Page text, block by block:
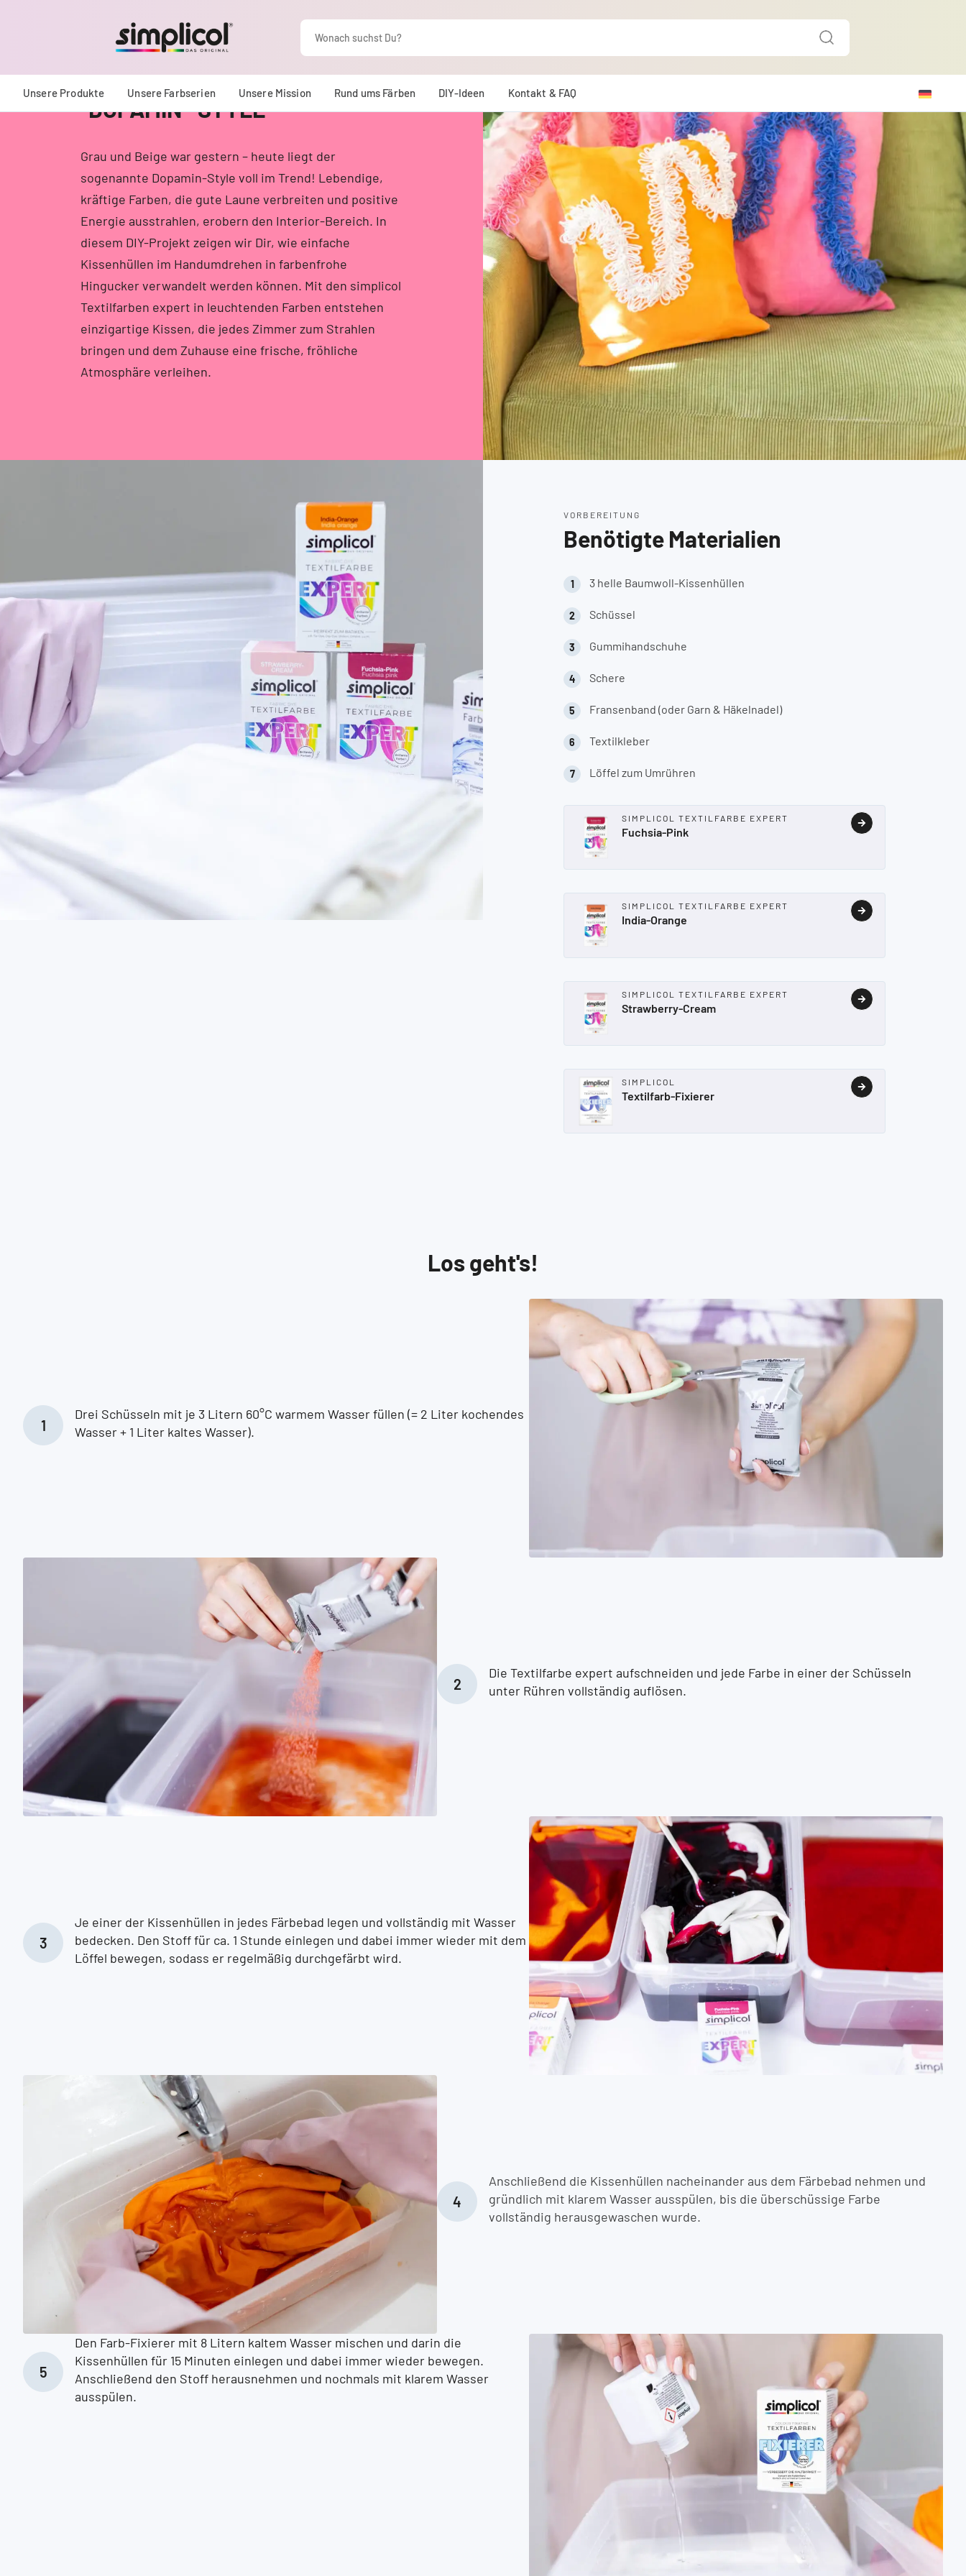
Unsere Produkte Unsere Farbserien Unsere Mission Rund ums Färben DIY-Ideen Kontakt & FAQ
BUNTE KISSENHÜLLEN IM
"DOPAMIN"-STYLE
Grau und Beige war gestern – heute liegt der
sogenannte Dopamin-Style voll im Trend! Lebendige,
kräftige Farben, die gute Laune verbreiten und positive
Energie ausstrahlen, erobern den Interior-Bereich. In
diesem DIY-Projekt zeigen wir Dir, wie einfache
Kissenhüllen im Handumdrehen in farbenfrohe
Hingucker verwandelt werden können. Mit den simplicol
Textilfarben expert in leuchtenden Farben entstehen
einzigartige Kissen, die jedes Zimmer zum Strahlen
bringen und dem Zuhause eine frische, fröhliche
Atmosphäre verleihen.
VORBEREITUNG
Benötigte Materialien
3 helle Baumwoll-Kissenhüllen
Schüssel
Gummihandschuhe
Schere
Fransenband (oder Garn & Häkelnadel)
Textilkleber
Löffel zum Umrühren
SIMPLICOL TEXTILFARBE EXPERT
Fuchsia-Pink
SIMPLICOL TEXTILFARBE EXPERT
India-Orange
SIMPLICOL TEXTILFARBE EXPERT
Strawberry-Cream
SIMPLICOL
Textilfarb-Fixierer
Los geht's!
Drei Schüsseln mit je 3 Litern 60°C warmem Wasser füllen (= 2 Liter kochendes
Wasser + 1 Liter kaltes Wasser).
Die Textilfarbe expert aufschneiden und jede Farbe in einer der Schüsseln
unter Rühren vollständig auflösen.
Je einer der Kissenhüllen in jedes Färbebad legen und vollständig mit Wasser
bedecken. Den Stoff für ca. 1 Stunde einlegen und dabei immer wieder mit dem
Löffel bewegen, sodass er regelmäßig durchgefärbt wird.
Anschließend die Kissenhüllen nacheinander aus dem Färbebad nehmen und
gründlich mit klarem Wasser ausspülen, bis die überschüssige Farbe
vollständig herausgewaschen wurde.
Den Farb-Fixierer mit 8 Litern kaltem Wasser mischen und darin die
Kissenhüllen für 15 Minuten einlegen und dabei immer wieder bewegen.
Anschließend den Stoff herausnehmen und nochmals mit klarem Wasser
ausspülen.